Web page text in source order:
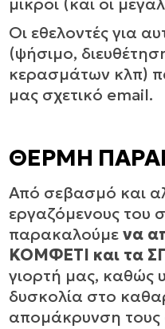
μικροί (και οι
Οι εθελοντές για
(ψήσιμο,
κερασμάτων κλπ)
μας σχετικό email.
ΘΕΡΜΗ
Από σεβασμό και
εργαζόμενους του
παρακαλούμενα
ΚΟΜΦΕΤΙ και τα
γιορτή μας, καθώς
δυσκολία στο
απομάκρυνση τους